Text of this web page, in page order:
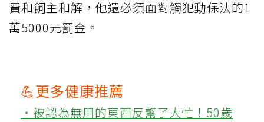
費和飼主和解，他還必須面對觸犯動保法的1
萬5000元罰金。
💪更多健康推薦
‧被認為無用的東西反幫了大忙！50歲